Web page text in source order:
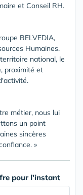
et Conseil RH.
BELVEDIA,
Humaines.
national, le
proximité et
métier, nous lui
un point
sincères
»
pour l'instant